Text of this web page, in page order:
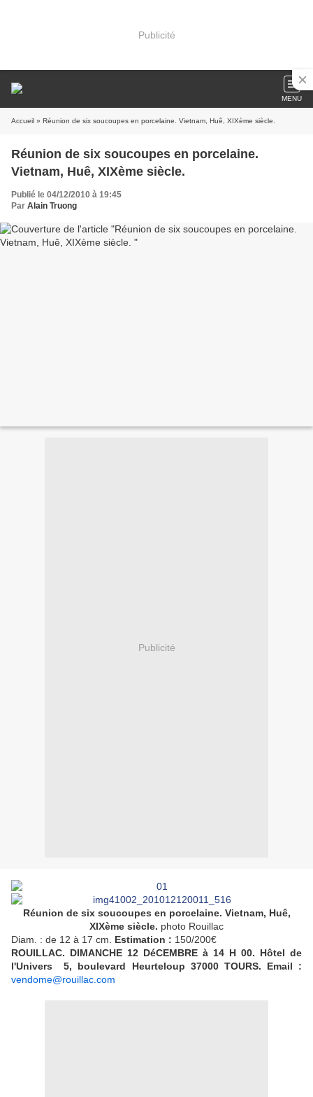
Publicité
MENU
Accueil » Réunion de six soucoupes en porcelaine. Vietnam, Huê, XIXème siècle.
Réunion de six soucoupes en porcelaine.
Vietnam, Huê, XIXème siècle.
Publié le 04/12/2010 à 19:45
Par Alain Truong
Publicité
Réunion de six soucoupes en porcelaine. Vietnam, Huê,
XIXème siècle. photo Rouillac
Diam. : de 12 à 17 cm. Estimation : 150/200€
ROUILLAC. DIMANCHE 12 DéCEMBRE à 14 H 00. Hôtel de
l'Univers 5, boulevard Heurteloup 37000 TOURS. Email :
vendome@rouillac.com